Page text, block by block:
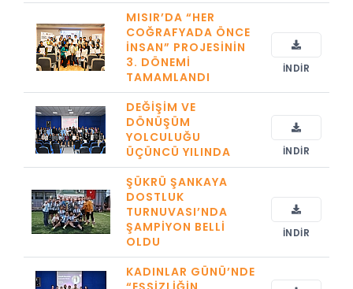
MISIR’DA “HER
COĞRAFYADA ÖNCE
İNSAN” PROJESININ
3. DÖNEMI
TAMAMLANDI
İNDIR
DEĞIŞIM VE
DÖNÜŞÜM
YOLCULUĞU
ÜÇÜNCÜ YILINDA
İNDIR
ŞÜKRÜ ŞANKAYA
DOSTLUK
TURNUVASI’NDA
ŞAMPIYON BELLI
OLDU
İNDIR
KADINLAR GÜNÜ’NDE